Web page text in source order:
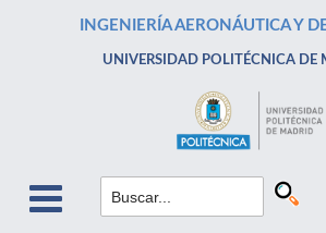
INGENIERÍA AERONÁUTICA Y
UNIVERSIDAD POLITÉCNICA DE